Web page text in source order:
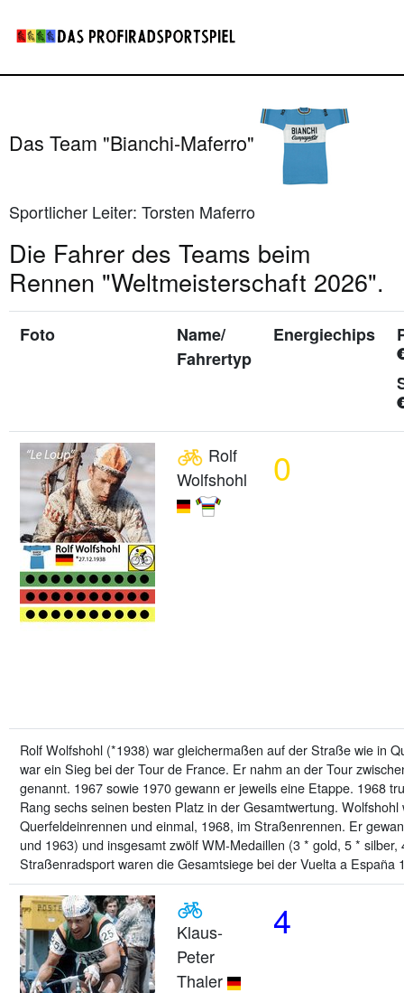
Das Team "Bianchi-Maferro"
Sportlicher Leiter: Torsten Maferro
Die Fahrer des Teams beim
Rennen "Weltmeisterschaft 2026".
Foto
Name/
Fahrertyp
Energiechips
Rolf
Wolfshohl
0
Rolf Wolfshohl (*1938) war gleichermaßen auf der Straße wie in
war ein Sieg bei der Tour de France. Er nahm an der Tour
genannt. 1967 sowie 1970 gewann er jeweils eine Etappe. 1968
Rang sechs seinen besten Platz in der Gesamtwertung.
Querfeldeinrennen und einmal, 1968, im Straßenrennen. Er
und 1963) und insgesamt zwölf WM-Medaillen (3 * gold, 5 *
Straßenradsport waren die Gesamtsiege bei der Vuelta a España
Klaus-
Peter
Thaler
4